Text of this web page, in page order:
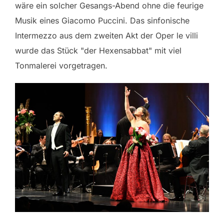
wäre ein solcher Gesangs-Abend ohne die feurige
Musik eines Giacomo Puccini. Das sinfonische
Intermezzo aus dem zweiten Akt der Oper le villi
wurde das Stück "der Hexensabbat" mit viel
Tonmalerei vorgetragen.